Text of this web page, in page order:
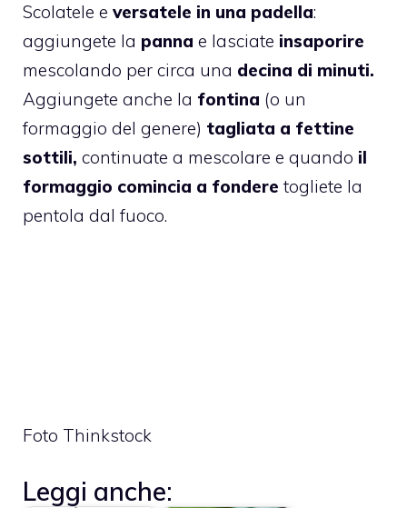
Scolatele e versatele in una padella:
aggiungete la panna e lasciate insaporire
mescolando per circa una decina di minuti.
Aggiungete anche la fontina (o un
formaggio del genere) tagliata a fettine
sottili, continuate a mescolare e quando il
formaggio comincia a fondere togliete la
pentola dal fuoco.
Foto Thinkstock
Leggi anche: